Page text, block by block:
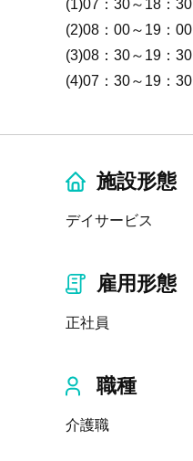
(1)07：30～18：30
(2)08：00～19：00
(3)08：30～19：30
(4)07：30～19：30
施設形態
デイサービス
雇用形態
正社員
職種
介護職